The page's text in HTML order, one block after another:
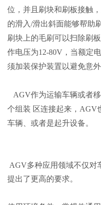
位，并且刷块和刷板接触
的滑入/滑出斜面能够帮助
刷块上的毛刷可以扫除刷
作电压为12-80V，当额定
须加装保护装置以避免意外
AGV作为运输车辆或者
个组装 区连接起来，AGV
车辆、或者是起升设备。
AGV多种应用领域不仅对
提出了更高的要求。